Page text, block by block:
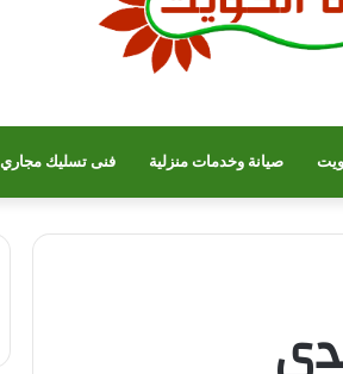
صيانة وخدمات منزلية فنى تسليك مجاري